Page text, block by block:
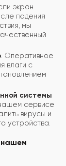
экран
падения
мы
. Оперативное
влаги с
системы
нашем сервисе
вирусы и
устройства.
нашем